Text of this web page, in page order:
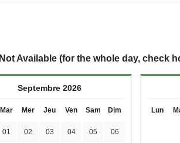
Not Available (for the whole day, check
Septembre 2026
Mar Mer Jeu Ven Sam Dim
01 02 03 04 05 06
Lun